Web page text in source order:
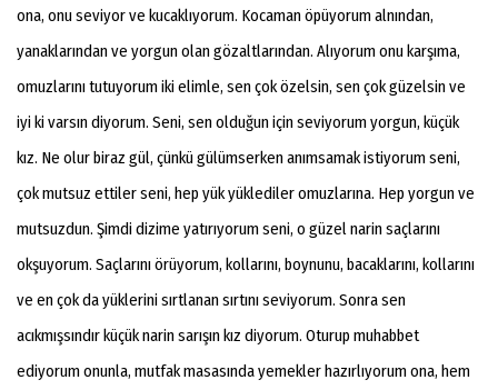
ona, onu seviyor ve kucaklıyorum. Kocaman öpüyorum alnından,
yanaklarından ve yorgun olan gözaltlarından. Alıyorum onu karşıma,
omuzlarını tutuyorum iki elimle, sen çok özelsin, sen çok güzelsin ve
iyi ki varsın diyorum. Seni, sen olduğun için seviyorum yorgun, küçük
kız. Ne olur biraz gül, çünkü gülümserken anımsamak istiyorum seni,
çok mutsuz ettiler seni, hep yük yüklediler omuzlarına. Hep yorgun ve
mutsuzdun. Şimdi dizime yatırıyorum seni, o güzel narin saçlarını
okşuyorum. Saçlarını örüyorum, kollarını, boynunu, bacaklarını, kollarını
ve en çok da yüklerini sırtlanan sırtını seviyorum. Sonra sen
acıkmışsındır küçük narin sarışın kız diyorum. Oturup muhabbet
ediyorum onunla, mutfak masasında yemekler hazırlıyorum ona, hem